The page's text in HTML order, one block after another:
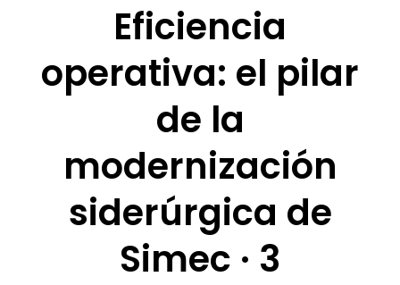
Eficiencia
operativa: el pilar
de la
modernización
siderúrgica de
Simec · 3